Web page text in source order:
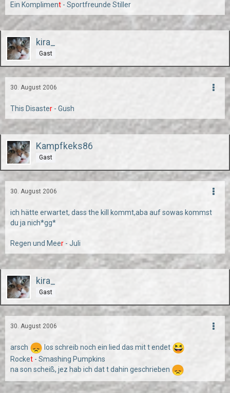
Ein Kompliment - Sportfreunde Stiller
kira_
Gast
30. August 2006
This Disaster - Gush
Kampfkeks86
Gast
30. August 2006
ich hätte erwartet, dass the kill kommt,aba auf sowas kommst
du ja nich*gg*
Regen und Meer - Juli
kira_
Gast
30. August 2006
arsch
los schreib noch ein lied das mit t endet
Rocket - Smashing Pumpkins
na son scheiß, jez hab ich dat t dahin geschrieben